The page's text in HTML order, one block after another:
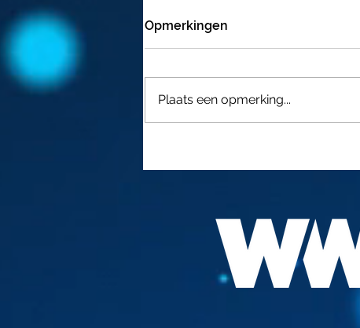
Opmerkingen
Plaats een opmerking...